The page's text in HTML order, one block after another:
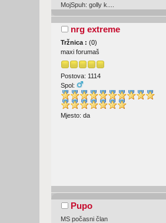
MojSpuh: golly k....
nrg extreme
Tržnica :(0)
maxi forumaš
Postova: 1114
Spol:
Mjesto: da
Pupo
MS počasni član